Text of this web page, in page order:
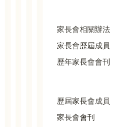
家長會相關辦法
家長會歷屆成員
歷年家長會會刊
歷屆家長會成員
家長會會刊